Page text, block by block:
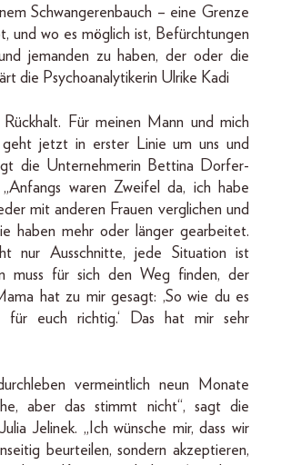
Schwangerenbauch – eine Grenze
und wo es möglich ist, Befürchtungen
jemanden zu haben, der oder die
die Psychoanalytikerin Ulrike Kadi
Für meinen Mann und mich
geht jetzt in erster Linie um uns und
die Unternehmerin Bettina Dorfer-
„Anfangs waren Zweifel da, ich habe
mit anderen Frauen verglichen und
haben mehr oder länger gearbeitet.
nur Ausschnitte, jede Situation ist
muss für sich den Weg finden, der
hat zu mir gesagt: ,So wie du es
für euch richtig.‘ Das hat mir sehr
vermeintlich neun Monate
aber das stimmt nicht“, sagt die
Jelinek. „Ich wünsche mir, dass wir
beurteilen, sondern akzeptieren,